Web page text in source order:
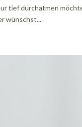
tief durchatmen
wünschst...